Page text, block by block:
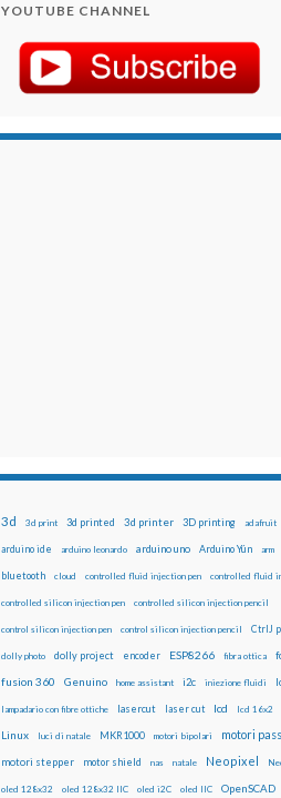
YOUTUBE CHANNEL
3d 3d print 3d printed 3d printer 3D printing adafruit
arduino ide arduino leonardo arduino uno Arduino Yún arm
bluetooth cloud controlled fluid injection pen controlled fluid
controlled silicon injection pen controlled silicon injection pencil
control silicon injection pen control silicon injection pencil CtrlJ
dolly photo dolly project encoder ESP8266 fibra ottica
fusion 360 Genuino home assistant i2c iniezione fluidi
lampadario con fibre ottiche lasercut laser cut lcd lcd 16x2
Linux luci di natale MKR1000 motori bipolari motori
motori stepper motor shield nas natale Neopixel
oled 128x32 oled 128x32 IIC oled i2C oled IIC OpenSCAD